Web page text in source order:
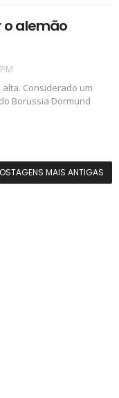
o alemão
Considerado um
Borussia Dormund
MAIS ANTIGAS